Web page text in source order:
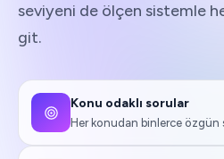
seviyeni de ölçen sistemle
git.
Konu odaklı sorular
Her konudan binlerce özgün